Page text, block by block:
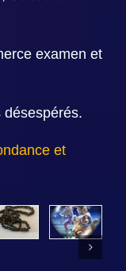
examen et
désespérés.
et